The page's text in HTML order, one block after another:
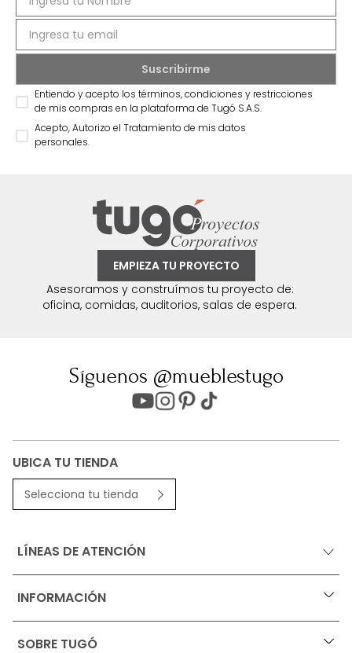
Entiendo y acepto los términos, condiciones y restricciones
de mis compras en la plataforma de Tugó S.A.S.
Acepto, Autorizo el Tratamiento de mis datos
personales.
EMPIEZA TU PROYECTO
Asesoramos y construímos tu proyecto de:
oficina, comidas, auditorios, salas de espera.
Síguenos @mueblestugo
UBICA TU TIENDA
Selecciona tu tienda
LÍNEAS DE ATENCIÓN
INFORMACIÓN +
Ofertas vigentes
SOBRE TUGÓ +